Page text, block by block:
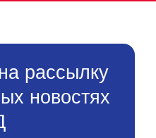
рассылку
новостях